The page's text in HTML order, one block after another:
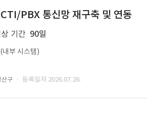
PBX 통신망 재구축 및 연동
기간 90일
내부 시스템)
산구 · 등록일자 2026.07.28.